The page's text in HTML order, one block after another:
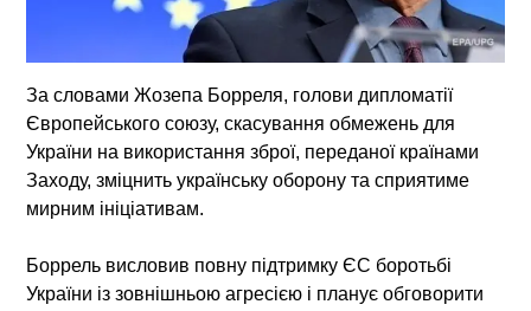
За словами Жозепа Борреля, голови дипломатії
Європейського союзу, скасування обмежень для
України на використання зброї, переданої країнами
Заходу, зміцнить українську оборону та сприятиме
мирним ініціативам.
Боррель висловив повну підтримку ЄС боротьбі
України із зовнішньою агресією і планує обговорити